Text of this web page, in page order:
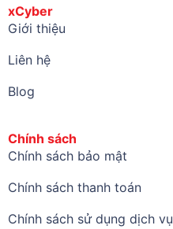
xCyber
Giới thiệu
Liên hệ
Blog
Chính sách
Chính sách bảo mật
Chính sách thanh toán
Chính sách sử dụng dịch vụ